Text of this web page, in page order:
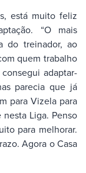
está muito feliz
“O mais
do treinador, ao
quem trabalho
adaptar-
parecia que já
para Vizela para
Liga. Penso
para melhorar.
Agora o Casa